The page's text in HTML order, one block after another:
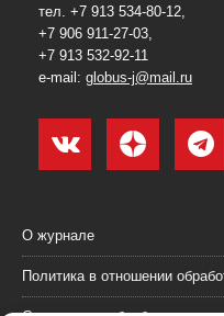
тел. +7 913 534-80-12,
+7 906 911-27-03,
+7 913 532-92-11
e-mail: globus-j@mail.ru
О журнале
Политика в отношении